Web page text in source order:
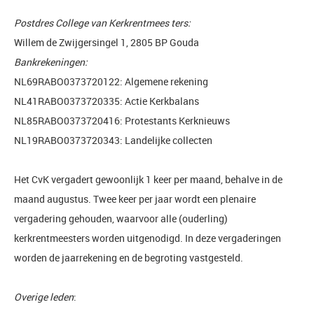
Postdres College van Kerkrentmees ters:
Willem de Zwijgersingel 1, 2805 BP Gouda
Bankrekeningen:
NL69RABO0373720122: Algemene rekening
NL41RABO0373720335: Actie Kerkbalans
NL85RABO0373720416: Protestants Kerknieuws
NL19RABO0373720343: Landelijke collecten
Het CvK vergadert gewoonlijk 1 keer per maand, behalve in de
maand augustus. Twee keer per jaar wordt een plenaire
vergadering gehouden, waarvoor alle (ouderling)
kerkrentmeesters worden uitgenodigd. In deze vergaderingen
worden de jaarrekening en de begroting vastgesteld.
Overige leden: